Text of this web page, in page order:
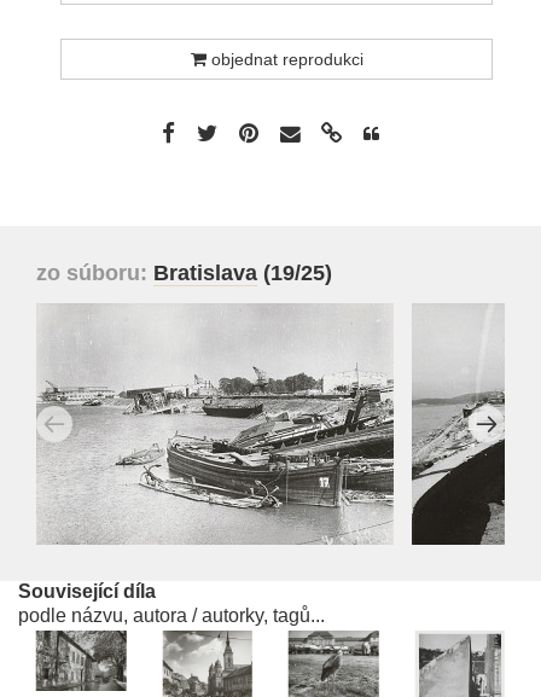
objednat reprodukci
zo súboru: Bratislava (19/25)
Související díla
podle názvu, autora / autorky, tagů...